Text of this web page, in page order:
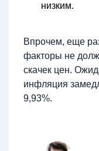
низким.
Впрочем, еще
факторы не
скачек цен.
инфляция
9,93%.